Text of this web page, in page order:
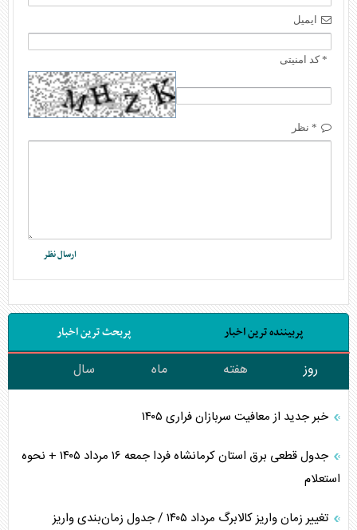
ایمیل
* کد امنیتی
* نظر
پربیننده ترین اخبار پربحث ترین اخبار
روز هفته ماه سال
خبر جدید از معافیت سربازان فراری ۱۴۰۵
جدول قطعی برق استان کرمانشاه فردا جمعه ۱۶ مرداد ۱۴۰۵ + نحوه
استعلام
تغییر زمان واریز کالابرگ مرداد ۱۴۰۵ / جدول زمان‌بندی واریز